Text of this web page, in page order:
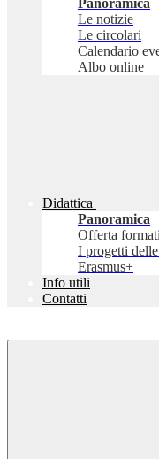
Panoramica
Le notizie
Le circolari
Calendario
Albo online
Didattica
Panoramica
Offerta
I progetti
Erasmus+
Info utili
Contatti